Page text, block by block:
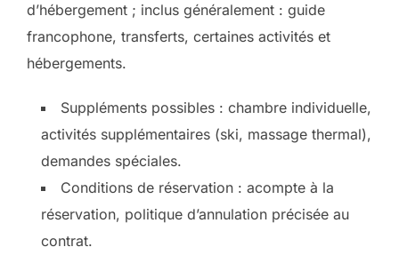
d’hébergement ; inclus généralement : guide
francophone, transferts, certaines activités et
hébergements.
Suppléments possibles : chambre individuelle,
activités supplémentaires (ski, massage thermal),
demandes spéciales.
Conditions de réservation : acompte à la
réservation, politique d’annulation précisée au
contrat.